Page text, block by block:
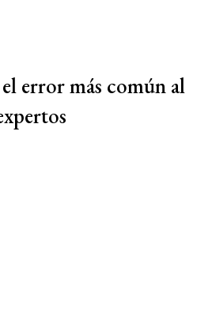
error más común al